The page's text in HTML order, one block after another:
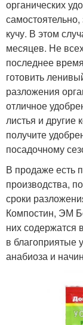
органических
кучу. В этом
месяцев. Не
последнее
готовить
разложения
отличное
листья и другие
получите
посадочному
В продаже есть
производства,
сроки
Компостин, ЭМ
них
в благоприятые
анабиоза и